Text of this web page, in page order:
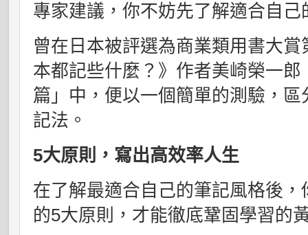
專家建議，你不妨先了解適合自己
曾在日本被評選為商業類用書大
本都記些什麼？》作者美崎榮一
篇」中，便以一個簡單的測驗，
記法。
5大原則，寫出高效率人生
在了解最適合自己的筆記風格後
的5大原則，才能徹底鞏固學習的